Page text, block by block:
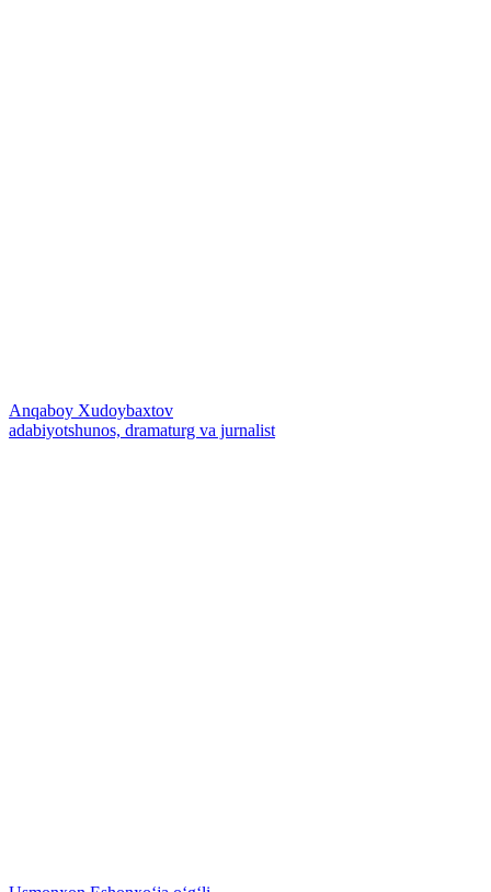
Anqaboy Xudoybaxtov
adabiyotshunos, dramaturg va jurnalist